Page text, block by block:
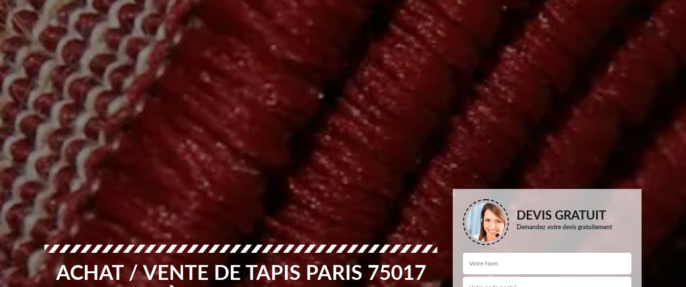
ACHAT / VENTE DE TAPIS PARIS 75017
DEVIS GRATUIT
Demandez votre devis gratuitement